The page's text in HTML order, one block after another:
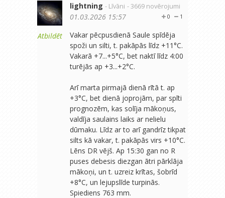
Atbildēt
lightning - Līvāni - 3669 novērojumi
1
0
01.03.2026 15:57
Vakar pēcpusdienā Saule spīdēja
spoži un silti, t. pakāpās līdz +11°C.
Vakarā +7...+5°C, bet naktī līdz 4:00
turējās ap +3...+2°C.
Arī marta pirmajā dienā rītā t. ap
+3°C, bet dienā joprojām, par spīti
prognozēm, kas solīja mākoņus,
valdīja saulains laiks ar nelielu
dūmaku. Līdz ar to arī gandrīz tikpat
silts kā vakar, t. pakāpās virs +10°C.
Lēns DR vējš. Ap 15:30 gan no R
puses debesis diezgan ātri pārklāja
mākoņi, un t. uzreiz krītas, šobrīd
+8°C, un lejupslīde turpinās.
Spiediens 763 mm.